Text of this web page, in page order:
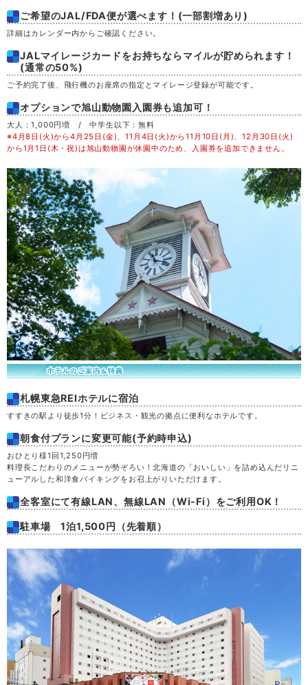
金 28
土 29
月 31
ご希望のJAL/FDA便が選べます！(一部割増あり)
詳細はカレンダー内からご確認ください。
JALマイレージカードをお持ちならマイルが貯められます！
(通常の50%)
ご予約完了後、飛行機のお座席の指定とマイレージ登録が可能です。
オプションで旭山動物園入園券も追加可！
大人：1,000円増 / 中学生以下：無料
※4月8日(火)から4月25日(金)、11月4日(火)から11月10日(月)、12月30日(火)
から1月1日(木・祝)は旭山動物園が休園中のため、入園券を追加できません。
札幌東急REIホテルに宿泊
すすきの駅より徒歩1分！ビジネス・観光の拠点に便利なホテルです。
朝食付プランに変更可能(予約時申込)
おひとり様1回1,250円増
料理長こだわりのメニューが勢ぞろい！北海道の「おいしい」を詰め込んだリニ
ューアルした和洋食バイキングをお召上がりいただけます。
全客室にて有線LAN、無線LAN（Wi-Fi）をご利用OK！
駐車場 1泊1,500円（先着順）